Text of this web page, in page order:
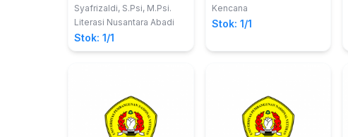
DALAM PENERAPAN
HUKUM NASIONAL
Syafrizaldi, S.Psi, M.Psi.
Literasi Nusantara Abadi
Stok: 1/1
Kencana
Stok: 1/1